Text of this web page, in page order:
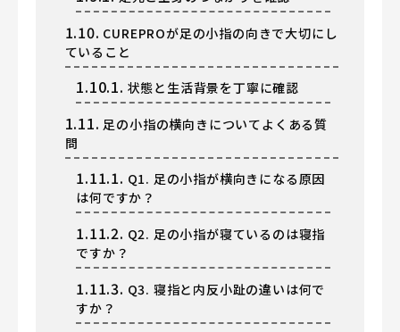
1.10. CUREPROが足の小指の向きで大切にし
ていること
1.10.1. 状態と生活背景を丁寧に確認
1.11. 足の小指の横向きについてよくある質
問
1.11.1. Q1. 足の小指が横向きになる原因
は何ですか？
1.11.2. Q2. 足の小指が寝ているのは寝指
ですか？
1.11.3. Q3. 寝指と内反小趾の違いは何で
すか？